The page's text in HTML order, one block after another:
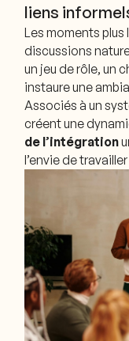
liens
Les moments
discussions
un jeu de rôle, un
instaure une
Associés à un
créent une
de l’intégration
l’envie de